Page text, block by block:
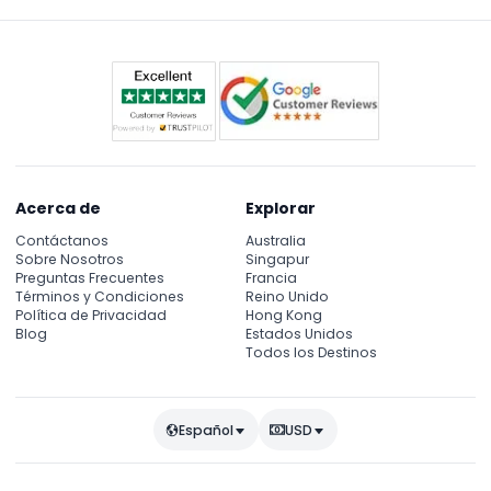
Acerca de
Contáctanos
Sobre Nosotros
Preguntas Frecuentes
Términos y Condiciones
Política de Privacidad
Blog
Explorar
Australia
Singapur
Francia
Reino Unido
Hong Kong
Estados Unidos
Todos los Destinos
Español USD